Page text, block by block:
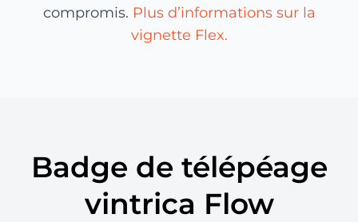
compromis. Plus d’informations sur la
vignette Flex.
Badge de télépéage
vintrica Flow